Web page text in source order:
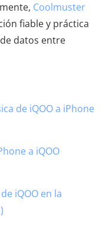
Coolmuster
fiable y práctica
datos entre
de iQOO a iPhone
a iQOO
iQOO en la